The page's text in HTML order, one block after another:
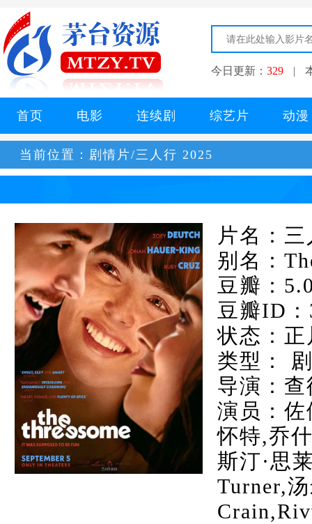
今日更新： 329 |
首页 电影 连续剧 综艺片 动漫
当前位置： 剧情片/三人行 2025
片名：
别名：
豆瓣：
豆瓣ID：
状态：正
类型：
导演：查
演员：佐
怀特,乔
斯汀·思
Turner,